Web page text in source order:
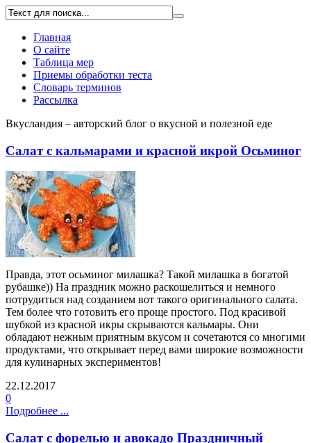
Главная
О сайте
Таблица мер
Приемы обработки теста
Словарь терминов
Рассылка
Вкусландия – авторский блог о вкусной и полезной еде
Салат с кальмарами и красной икрой Осьминог
Правда, этот осьминог милашка? Такой милашка в богатой
рубашке)) На праздник можно раскошелиться и немного
потрудиться над созданием вот такого оригинального салата.
Тем более что готовить его проще простого. Под красивой
шубкой из красной икры скрываются кальмары. Они
обладают нежным приятным вкусом и сочетаются со многими
продуктами, что открывает перед вами широкие возможности
для кулинарных экспериментов!
22.12.2017
0
Подробнее ...
Салат с форелью и авокадо Праздничный